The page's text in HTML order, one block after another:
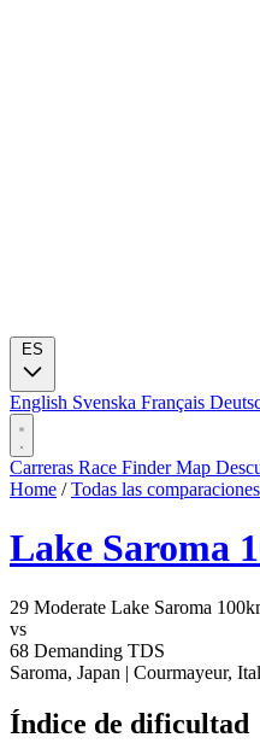
English Svenska Français
Carreras Race FinderMap
Home / Todas las comparaciones
Lake Saroma
29 Moderate Lake Saroma
vs
68 Demanding TDS
Saroma, Japan | Courmayeur,
Índice de dificultad